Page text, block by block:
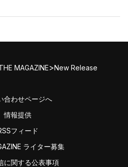
MAGAZINE>New Release
合わせページへ
情報提供
フィード
ライター募集
に関する公表事項